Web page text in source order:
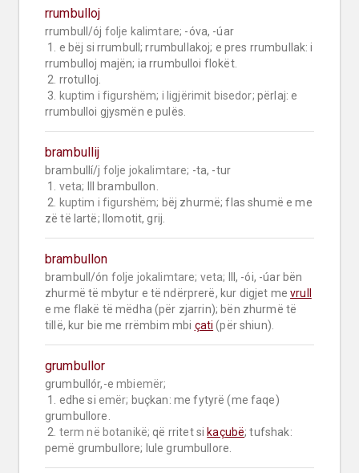
rrumbulloj
rrumbull/ój folje kalimtare; -óva, -úar
rrumbulloj majën; ia rrumbulloi flokët.
3.
kuptim i figurshëm; i ligjërimit bisedor; përlaj: e
rrumbulloi gjysmën e pulës.
brambullij
brambullí/j folje jokalimtare; -ta, -tur
1. veta; III brambullon.
2.
kuptim i figurshëm; bëj zhurmë; flas shumë e me
zë të lartë; llomotit, grij.
brambullon
brambull/ón folje jokalimtare; veta; III, -ói, -úar bën
zhurmë të mbytur e të ndërprerë, kur digjet me vrull
e me flakë të mëdha (për zjarrin); bën zhurmë të
tillë, kur bie me rrëmbim mbi çati (për shiun).
grumbullor
grumbullór,-e mbiemër;
1. edhe si emër; buçkan: me fytyrë (me faqe)
grumbullore.
2. term në botanikë; që rritet si kaçubë; tufshak:
pemë grumbullore; lule grumbullore.